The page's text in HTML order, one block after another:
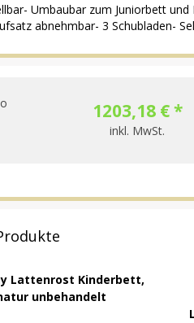
Umbaubar zum Juniorbett
abnehmbar- 3 Schubladen-
1203,18 € *
inkl. MwSt.
Lattenrost Kinderbett,
unbehandelt